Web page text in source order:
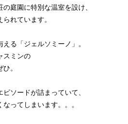
庭園に特別な温室を設け、
れています。
る「ジェルソミーノ」。
スミンの
。
ソードが詰まっていて、
ってしまいます。。。